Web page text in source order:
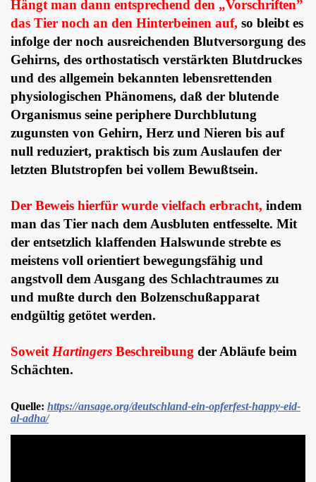
Hängt man dann entsprechend den „Vorschriften”
das Tier noch an den Hinterbeinen auf, so bleibt es
infolge der noch ausreichenden Blutversorgung des
Gehirns, des orthostatisch verstärkten Blutdruckes
und des allgemein bekannten lebensrettenden
physiologischen Phänomens, daß der blutende
Organismus seine periphere Durchblutung
zugunsten von Gehirn, Herz und Nieren bis auf
null reduziert, praktisch bis zum Auslaufen der
letzten Blutstropfen bei vollem Bewußtsein.
Der Beweis hierfür wurde vielfach erbracht, indem
man das Tier nach dem Ausbluten entfesselte. Mit
der entsetzlich klaffenden Halswunde strebte es
meistens voll orientiert bewegungsfähig und
angstvoll dem Ausgang des Schlachtraumes zu
und mußte durch den Bolzenschußapparat
endgültig getötet werden.
Soweit Hartingers Beschreibung der Abläufe beim
Schächten.
Quelle: https://ansage.org/deutschland-ein-opferfest-happy-eid-
al-adha/